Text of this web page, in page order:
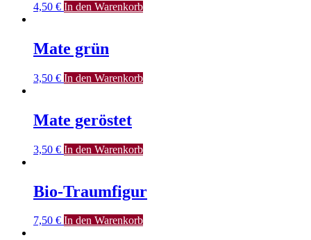
4,50 € In den Warenkorb
Mate grün
3,50 € In den Warenkorb
Mate geröstet
3,50 € In den Warenkorb
Bio-Traumfigur
7,50 € In den Warenkorb